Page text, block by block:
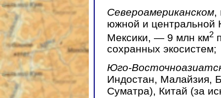
Североамериканском
южной и центральной
Мексики, — 9 млн км2
сохранных экосистем;
Юго-
Индостан, Малайзия,
Суматра), Китай (за